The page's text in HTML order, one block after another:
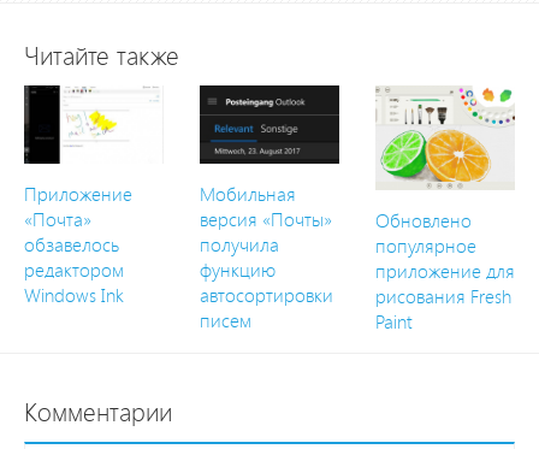
Читайте также
Приложение
«Почта»
обзавелось
редактором
Windows Ink
Мобильная
версия «Почты»
получила
функцию
автосортировки
писем
Обновлено
популярное
приложение для
рисования Fresh
Paint
Комментарии